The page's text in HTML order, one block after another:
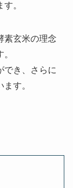
。
素玄米の理念
でき、さらに
す。